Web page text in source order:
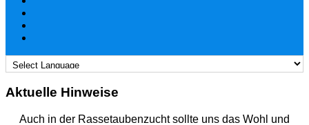
Aktuelle Hinweise
Auch in der Rassetaubenzucht sollte uns das Wohl und